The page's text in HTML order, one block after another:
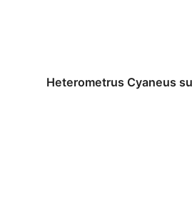
Heterometrus Cyaneus